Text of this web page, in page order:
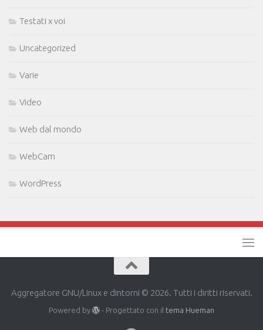
Testati x voi
Uncategorized
Varie
Video
Web dal mondo
WebCam
WordPress
Aggregatore GNU/Linux e dintorni © 2026. Tutti i diritti riservati.
Powered by - Progettato con il tema Hueman